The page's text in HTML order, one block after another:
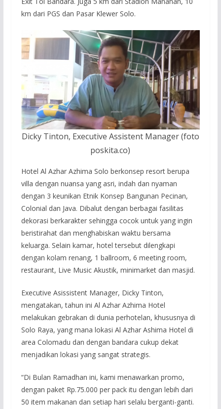
km dari PGS dan Pasar Klewer Solo.
Dicky Tinton, Executive Assistent Manager (foto
poskita.co)
Hotel Al Azhar Azhima Solo berkonsep resort berupa
villa dengan nuansa yang asri, indah dan nyaman
dengan 3 keunikan Etnik Konsep Bangunan Pecinan,
Colonial dan Java. Dibalut dengan berbagai fasilitas
dekorasi berkarakter sehingga cocok untuk yang ingin
beristirahat dan menghabiskan waktu bersama
keluarga. Selain kamar, hotel tersebut dilengkapi
dengan kolam renang, 1 ballroom, 6 meeting room,
restaurant, Live Music Akustik, minimarket dan masjid.
Executive Asissistent Manager, Dicky Tinton,
mengatakan, tahun ini Al Azhar Azhima Hotel
melakukan gebrakan di dunia perhotelan, khususnya di
Solo Raya, yang mana lokasi Al Azhar Ashima Hotel di
area Colomadu dan dengan bandara cukup dekat
menjadikan lokasi yang sangat strategis.
“Di Bulan Ramadhan ini, kami menawarkan promo,
dengan paket Rp.75.000 per pack itu dengan lebih dari
50 item makanan dan setiap hari selalu berganti-ganti.